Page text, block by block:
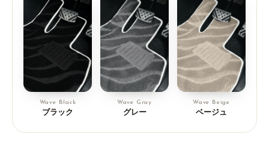
Wave Black
ブラック
Wave Gray
グレー
Wave Beige
ベージュ